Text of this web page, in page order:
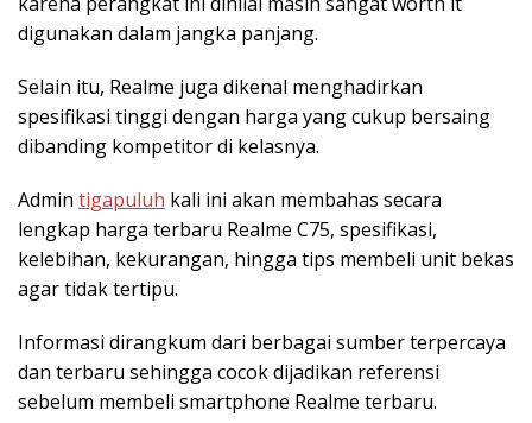
digunakan dalam jangka panjang.
Selain itu, Realme juga dikenal menghadirkan
spesifikasi tinggi dengan harga yang cukup bersaing
dibanding kompetitor di kelasnya.
Admin tigapuluh kali ini akan membahas secara
lengkap harga terbaru Realme C75, spesifikasi,
kelebihan, kekurangan, hingga tips membeli unit bekas
agar tidak tertipu.
Informasi dirangkum dari berbagai sumber terpercaya
dan terbaru sehingga cocok dijadikan referensi
sebelum membeli smartphone Realme terbaru.